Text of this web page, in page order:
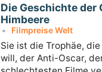
Die Geschichte der
Himbeere
Filmpreise Welt
Sie ist die Trophäe,
will, der Anti-Oscar,